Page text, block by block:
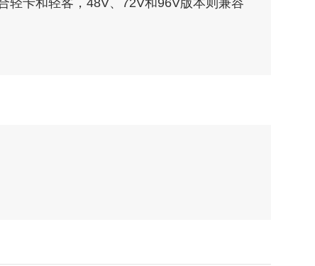
轻卡和轻客，48V、72V和96V版本则兼容